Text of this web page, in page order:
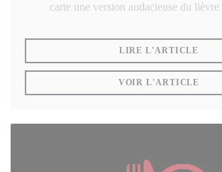
carte une version audacieuse du
LIRE L'ARTICLE
VOIR L'ARTICLE